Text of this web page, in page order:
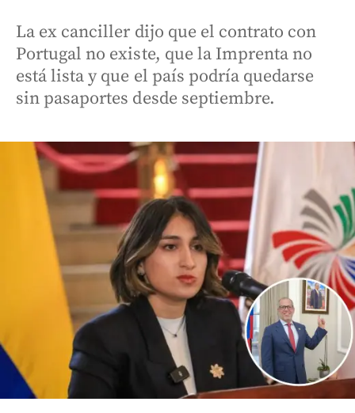
La ex canciller dijo que el contrato con
Portugal no existe, que la Imprenta no
está lista y que el país podría quedarse
sin pasaportes desde septiembre.